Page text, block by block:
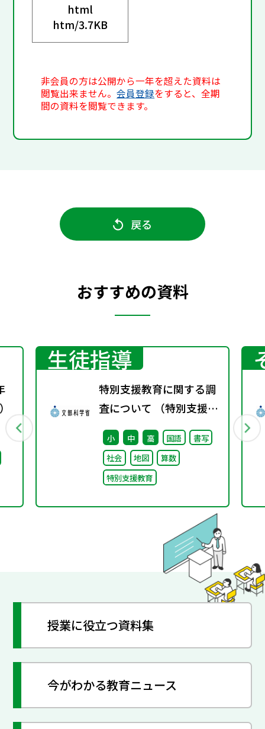
html
htm/3.7KB
非会員の方は公開から一年を超えた資料は
閲覧出来ません。会員登録をすると、全期
間の資料を閲覧できます。
戻る
おすすめの資料
生徒指導
特別支援教育に関する調
査について （特別支援教
育体制整備状況調査、通
級による指導実施状況調
査）
小 中 高 国語
書写
社会
地図
算数
特別支援教育
授業に役立つ資料集
今がわかる教育ニュース